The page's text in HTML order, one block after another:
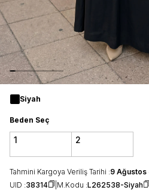
Siyah
Beden Seç
1 2
Tahmini Kargoya Veriliş Tarihi :9 Ağustos
UID :38314 M.Kodu :L262538-Siyah